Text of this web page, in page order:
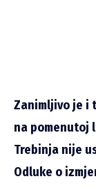
Zanimljivo je i
na pomenutoj
Trebinja nije
Odluke o